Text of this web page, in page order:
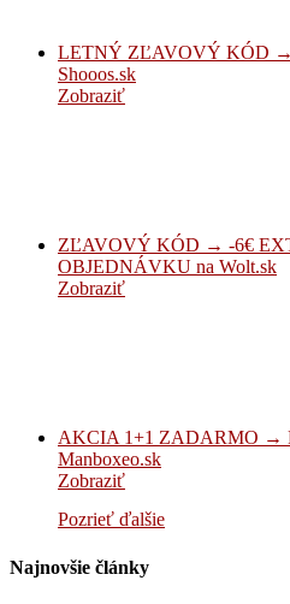
LETNÝ ZĽAVOVÝ KÓD →
Shooos.sk
Zobraziť
ZĽAVOVÝ KÓD → -6€
OBJEDNÁVKU na Wolt.sk
Zobraziť
AKCIA 1+1 ZADARMO →
Manboxeo.sk
Zobraziť
Pozrieť ďalšie
Najnovšie články